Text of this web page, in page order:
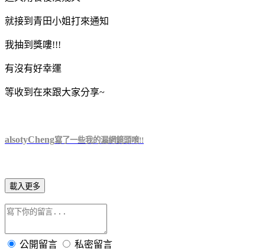
就接到青田小姐打來通知
我抽到獎嘍!!!
有沒有好幸運
等收到在來跟大家分享~
alsotyCheng寫了一些我的漏網鏡頭唷!!
載入更多
公開留言 私密留言